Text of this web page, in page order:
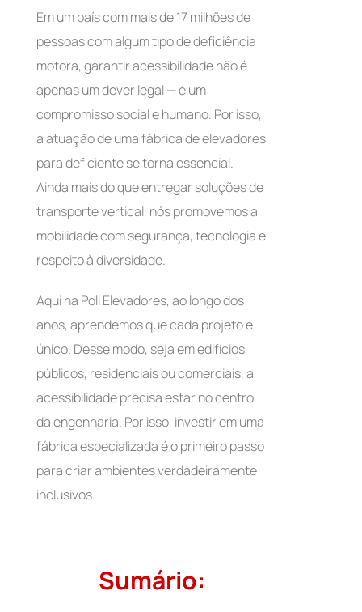
Em um país com mais de 17 milhões de
pessoas com algum tipo de deficiência
motora, garantir acessibilidade não é
apenas um dever legal — é um
compromisso social e humano. Por isso,
a atuação de uma fábrica de elevadores
para deficiente se torna essencial.
Ainda mais do que entregar soluções de
transporte vertical, nós promovemos a
mobilidade com segurança, tecnologia e
respeito à diversidade.
Aqui na Poli Elevadores, ao longo dos
anos, aprendemos que cada projeto é
único. Desse modo, seja em edifícios
públicos, residenciais ou comerciais, a
acessibilidade precisa estar no centro
da engenharia. Por isso, investir em uma
fábrica especializada é o primeiro passo
para criar ambientes verdadeiramente
inclusivos.
Sumário: